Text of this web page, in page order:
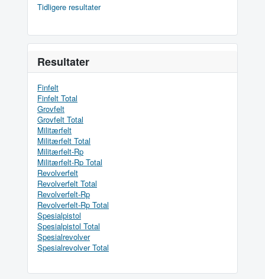
Tidligere resultater
Resultater
Finfelt
Finfelt Total
Grovfelt
Grovfelt Total
Militærfelt
Militærfelt Total
Militærfelt-Rp
Militærfelt-Rp Total
Revolverfelt
Revolverfelt Total
Revolverfelt-Rp
Revolverfelt-Rp Total
Spesialpistol
Spesialpistol Total
Spesialrevolver
Spesialrevolver Total